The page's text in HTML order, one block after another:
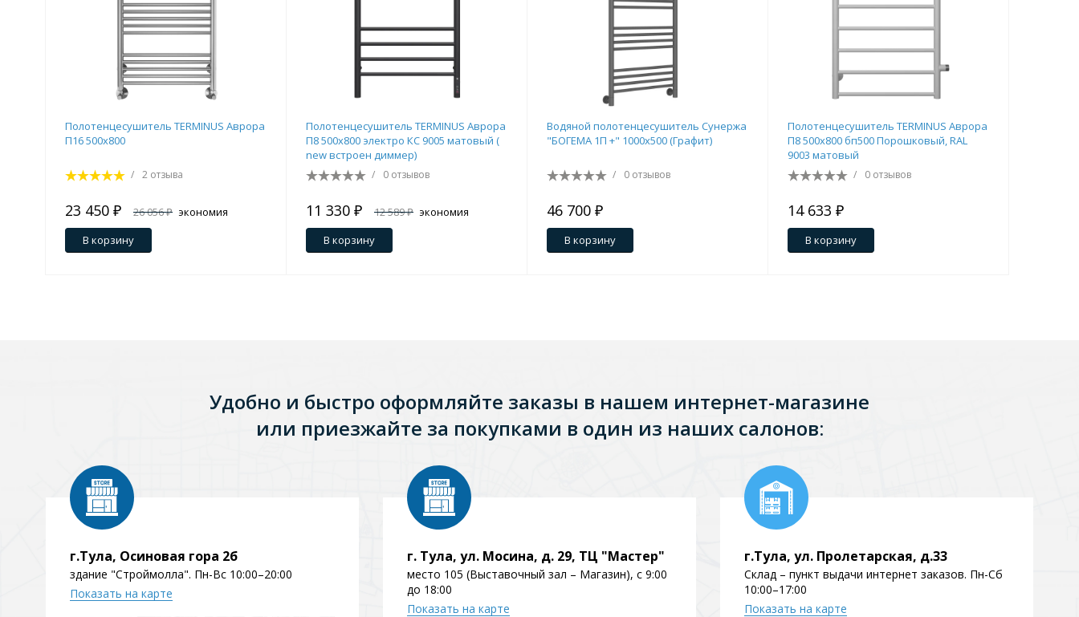
Полотенцесушитель TERMINUS Аврора
П16 500х800
/ 2 отзыва
23 450 ₽ 26 056 ₽ экономия
2 606 ₽
В корзину
Полотенцесушитель TERMINUS Аврора
П8 500х800 электро КС 9005 матовый (
new встроен диммер)
/ 0 отзывов
11 330 ₽ 12 589 ₽ экономия
1 259 ₽
В корзину
Водяной полотенцесушитель Сунержа
"БОГЕМА 1П +" 1000х500 (Графит)
/ 0 отзывов
46 700 ₽
В корзину
Полотенцесушитель TERMINUS Аврора
П8 500х800 бп500 Порошковый, RAL
9003 матовый
/ 0 отзывов
14 633 ₽
В корзину
Удобно и быстро оформляйте заказы в нашем интернет-магазине
или приезжайте за покупками в один из наших салонов:
г.Тула, Осиновая гора 2б
здание "Строймолла". Пн-Вс 10:00–20:00
Показать на карте
г. Тула, ул. Мосина, д. 29, ТЦ "Мастер"
место 105 (Выставочный зал – Магазин), с 9:00
до 18:00
Показать на карте
г.Тула, ул. Пролетарская, д.33
Склад – пункт выдачи интернет заказов. Пн-Сб
10:00–17:00
Показать на карте